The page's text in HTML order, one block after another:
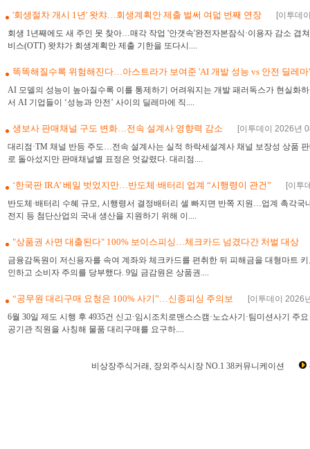
'회생절차 개시 1년' 왓챠…회생계획안 제출 벌써 여덟 번째 연장
[이투데
회생 1년째에도 새 주인 못 찾아…매각 작업 '안갯속'완전자본잠식·이용자 감소 겹
비스(OTT) 왓챠가 회생계획안 제출 기한을 또다시....
똑똑해질수록 위험해진다…아스트라가 보여준 'AI 개발 성능 vs 안전 딜레
AI 모델의 성능이 높아질수록 이를 통제하기 어려워지는 개발 패러독스가 현실화
서 AI 기업들이 ‘성능과 안전’ 사이의 딜레마에 직....
생보사 판매채널 구도 변화…전속 설계사 영향력 감소
[이투데이 2026년
대리점·TM 채널 반등 주도…전속 설계사는 실적 하락세설계사 채널 보장성 상품
로 돌아섰지만 판매채널별 표정은 엇갈렸다. 대리점....
‘한국판 IRA’ 베일 벗었지만…반도체·배터리 업계 “시행령이 관건”
[이투
반도체·배터리 수혜 규모, 시행령서 결정배터리 셀 빠지면 반쪽 지원…업계 촉각
전지 등 첨단산업의 국내 생산을 지원하기 위해 이....
"상품권 사면 대출된다" 100% 보이스피싱…체크카드 넘겼다간 처벌 대상
금융감독원이 저신용자를 속여 계좌와 체크카드를 편취한 뒤 피해금을 대형마트
인하고 소비자 주의를 당부했다. 9일 금감원은 상품권....
“공무원 대리구매 요청은 100% 사기”…신종피싱 주의보
[이투데이 2026
6월 30일 제도 시행 후 4935건 신고·임시조치로맨스스캠·노쇼사기·팀미션사기
공기관 직원을 사칭해 물품 대리구매를 요구하....
비상장주식거래, 장외주식시장 NO.1 38커뮤니케이션